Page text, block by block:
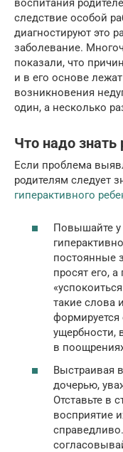
воспитания
следствие особой
диагностируют это
заболевание.
показали, что
и в его основе
возникновения
один, а несколько
Что надо знать
Если проблема
родителям следует
гиперактивного
Повышайте
постоянные
просят его,
такие слова
ущербности,
в
Выстраивая
дочерью,
Отставьте в
восприятие